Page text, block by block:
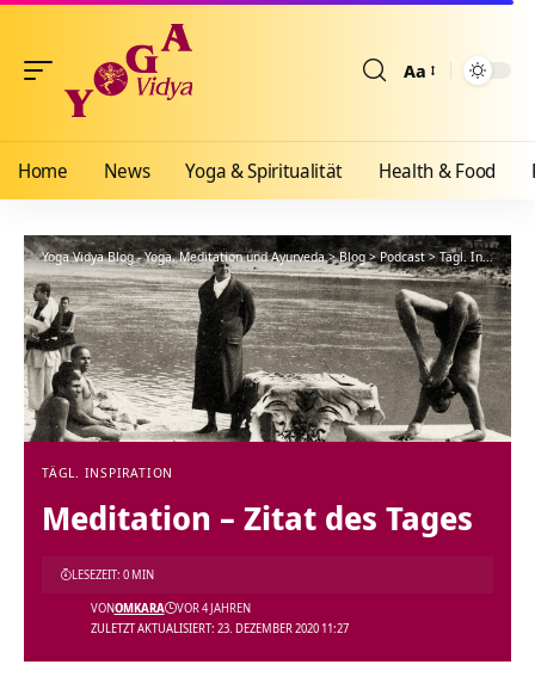
Aa
Home News Yoga & Spiritualität Health & Food
Yoga Vidya Blog - Yoga, Meditation und Ayurveda>Blog>Podcast>Tägl. Inspiration
TÄGL. INSPIRATION
Meditation – Zitat des Tages
ZULETZT AKTUALISIERT: 23. DEZEMBER 2020 11:27
VONOMKARA VOR 4 JAHREN
LESEZEIT: 0 MIN